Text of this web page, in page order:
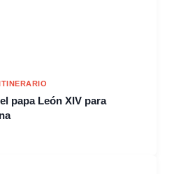
papa León XIV para